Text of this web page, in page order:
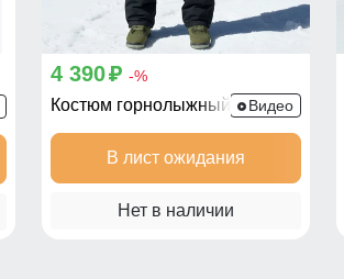
4 390p -%
Костюм горнолыжный 392TS
Видео
В лист ожидания
Нет в наличии